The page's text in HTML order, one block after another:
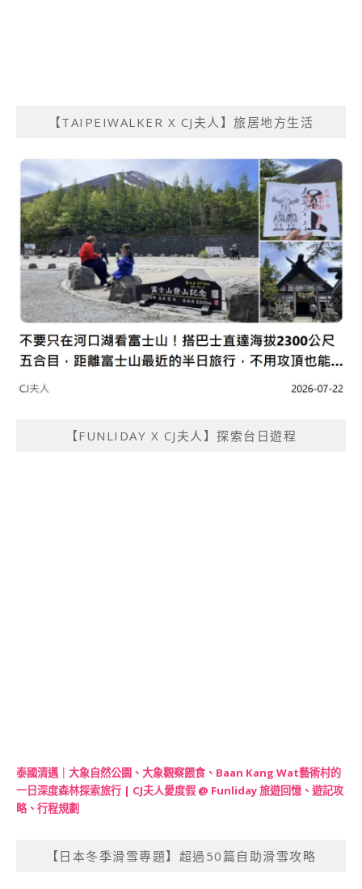
【TAIPEIWALKER X CJ夫人】旅居地方生活
【FUNLIDAY X CJ夫人】探索台日遊程
泰國清邁｜大象自然公園、大象觀察餵食、Baan Kang Wat藝術村的
一日深度森林探索旅行 | CJ夫人愛度假 @ Funliday 旅遊回憶、遊記攻
略、行程規劃
【日本冬季滑雪專題】超過50篇自助滑雪攻略